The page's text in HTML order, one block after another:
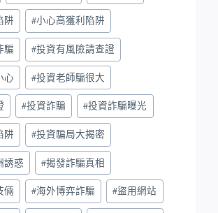
阱 #小心高獲利陷阱
騙 #投資有風險請查證
心 #投資老師騙很大
#投資詐騙 #投資詐騙曝光
阱 #投資騙局大揭密
誘惑 #揭發詐騙真相
倆 #海外博弈詐騙 #盜用網站